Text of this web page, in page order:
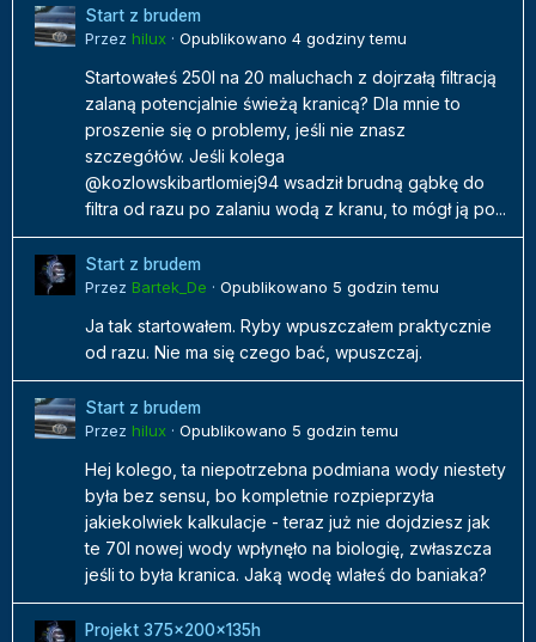
Start z brudem
Przez hilux · Opublikowano 4 godziny temu
Startowałeś 250l na 20 maluchach z dojrzałą filtracją
zalaną potencjalnie świeżą kranicą? Dla mnie to
proszenie się o problemy, jeśli nie znasz
szczegółów. Jeśli kolega
@kozlowskibartlomiej94 wsadził brudną gąbkę do
filtra od razu po zalaniu wodą z kranu, to mógł ją po...
Start z brudem
Przez Bartek_De · Opublikowano 5 godzin temu
Ja tak startowałem. Ryby wpuszczałem praktycznie
od razu. Nie ma się czego bać, wpuszczaj.
Start z brudem
Przez hilux · Opublikowano 5 godzin temu
Hej kolego, ta niepotrzebna podmiana wody niestety
była bez sensu, bo kompletnie rozpieprzyła
jakiekolwiek kalkulacje - teraz już nie dojdziesz jak
te 70l nowej wody wpłynęło na biologię, zwłaszcza
jeśli to była kranica. Jaką wodę wlałeś do baniaka?
Projekt 375x200x135h